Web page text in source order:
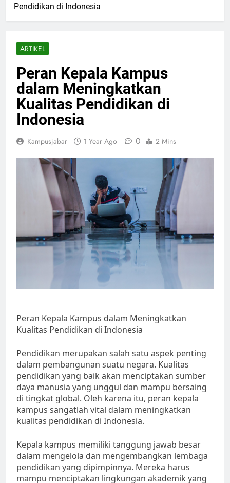
Pendidikan di Indonesia
ARTIKEL
Peran Kepala Kampus
dalam Meningkatkan
Kualitas Pendidikan di
Indonesia
Kampusjabar 1 Year Ago 0 2 Mins
Peran Kepala Kampus dalam Meningkatkan
Kualitas Pendidikan di Indonesia
Pendidikan merupakan salah satu aspek penting
dalam pembangunan suatu negara. Kualitas
pendidikan yang baik akan menciptakan sumber
daya manusia yang unggul dan mampu bersaing
di tingkat global. Oleh karena itu, peran kepala
kampus sangatlah vital dalam meningkatkan
kualitas pendidikan di Indonesia.
Kepala kampus memiliki tanggung jawab besar
dalam mengelola dan mengembangkan lembaga
pendidikan yang dipimpinnya. Mereka harus
mampu menciptakan lingkungan akademik yang